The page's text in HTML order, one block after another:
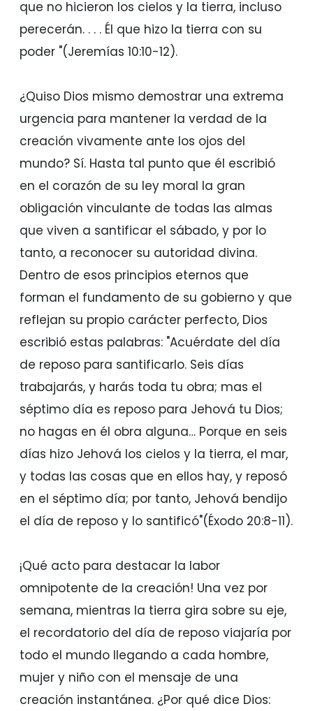
que no hicieron los cielos y la tierra, incluso
perecerán. . . . Él que hizo la tierra con su
poder "(Jeremías 10:10-12).
¿Quiso Dios mismo demostrar una extrema
urgencia para mantener la verdad de la
creación vivamente ante los ojos del
mundo? Sí. Hasta tal punto que él escribió
en el corazón de su ley moral la gran
obligación vinculante de todas las almas
que viven a santificar el sábado, y por lo
tanto, a reconocer su autoridad divina.
Dentro de esos principios eternos que
forman el fundamento de su gobierno y que
reflejan su propio carácter perfecto, Dios
escribió estas palabras: "Acuérdate del día
de reposo para santificarlo. Seis días
trabajarás, y harás toda tu obra; mas el
séptimo día es reposo para Jehová tu Dios;
no hagas en él obra alguna… Porque en seis
días hizo Jehová los cielos y la tierra, el mar,
y todas las cosas que en ellos hay, y reposó
en el séptimo día; por tanto, Jehová bendijo
el día de reposo y lo santificó"(Éxodo 20:8-11).
¡Qué acto para destacar la labor
omnipotente de la creación! Una vez por
semana, mientras la tierra gira sobre su eje,
el recordatorio del día de reposo viajaría por
todo el mundo llegando a cada hombre,
mujer y niño con el mensaje de una
creación instantánea. ¿Por qué dice Dios: